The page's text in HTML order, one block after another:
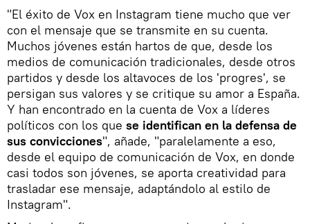
"El éxito de Vox en Instagram tiene mucho que ver
con el mensaje que se transmite en su cuenta.
Muchos jóvenes están hartos de que, desde los
medios de comunicación tradicionales, desde otros
partidos y desde los altavoces de los 'progres', se
persigan sus valores y se critique su amor a España.
Y han encontrado en la cuenta de Vox a líderes
políticos con los que se identifican en la defensa de
sus convicciones", añade, "paralelamente a eso,
desde el equipo de comunicación de Vox, en donde
casi todos son jóvenes, se aporta creatividad para
trasladar ese mensaje, adaptándolo al estilo de
Instagram".